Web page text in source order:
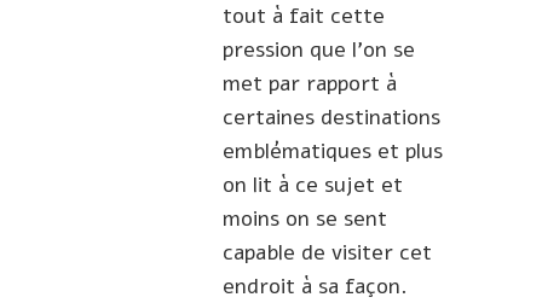
tout à fait cette
pression que l’on se
met par rapport à
certaines destinations
emblématiques et plus
on lit à ce sujet et
moins on se sent
capable de visiter cet
endroit à sa façon.